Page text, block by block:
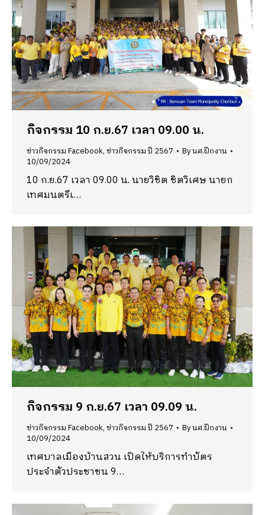
กิจกรรม 10 ก.ย.67 เวลา 09.00 น.
ข่าวกิจกรรม Facebook,ข่าวกิจกรรม ปี 2567 Byนศ.ฝึกงาน
10/09/2024
10 ก.ย.67 เวลา 09.00 น. นายวิชิต ชิตวิเศษ นายก
เทศมนตรีเ…
กิจกรรม 9 ก.ย.67 เวลา 09.09 น.
ข่าวกิจกรรม Facebook,ข่าวกิจกรรม ปี 2567 Byนศ.ฝึกงาน
10/09/2024
เทศบาลเมืองบ้านสวน เปิดให้บริการทำบัตร
ประจำตัวประชาชน 9…